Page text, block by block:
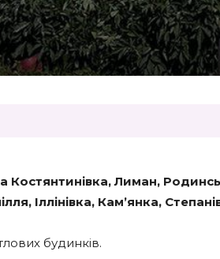
Костянтинівка, Лиман,
Іллінівка, Кам’янка,
будинків.